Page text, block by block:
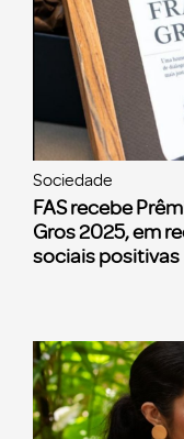
Sociedade
FAS recebe
Gros 2025, em
sociais positivas